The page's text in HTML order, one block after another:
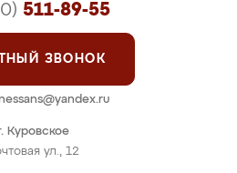
Куровское
ул., 12
511-89-55
ЗВОНОК